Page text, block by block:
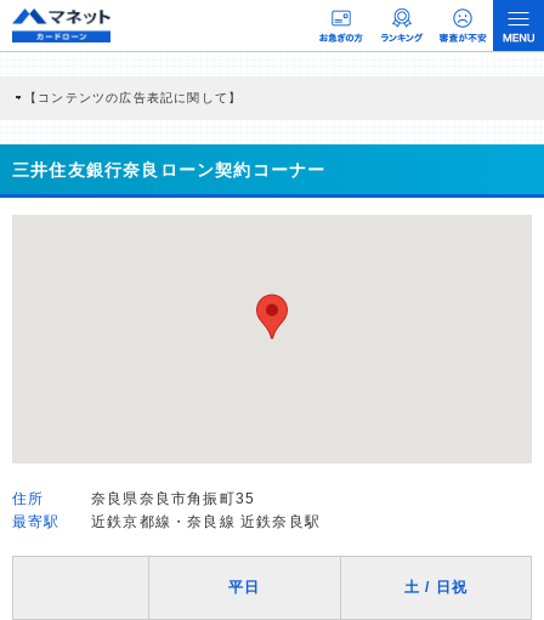
【コンテンツの広告表記に関して】
商品を根拠なくPRするものではなく、当編集部の調査／ユーザーへの口コミ収集な
どに基づき、公平性を担保した情報提供を行っています。
>提携企業一覧
三井住友銀行奈良ローン契約コーナー
住所
奈良県奈良市角振町35
最寄駅
近鉄京都線・奈良線 近鉄奈良駅
平日 土 / 日祝